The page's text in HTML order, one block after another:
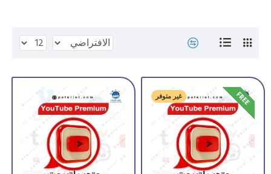
FREE غير متوفر